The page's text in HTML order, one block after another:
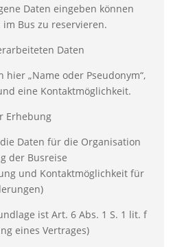
Daten eingeben können
im Bus zu reservieren.
Daten
hier „Name oder Pseudonym“,
eine Kontaktmöglichkeit.
Erhebung
Daten für die Organisation
der Busreise
und Kontaktmöglichkeit für
ist Art. 6 Abs. 1 S. 1 lit. f
eines Vertrages)